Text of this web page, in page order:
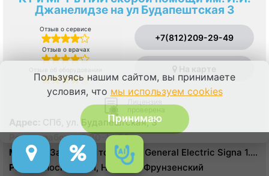
Джанелидзе на ул Будапештская 3
Отзыв о сервисе
Отзыв о врачах
+7(812)209-29-49
Адрес: СПб, ул. Будапештская, 3
Режим работы:8:30-16:00
Модель:
Закрытый томограф General Electric Signa 1.5
Тесла, КТ Toshiba 32 среза, УЗИ
Район: Московский, Невский, Фрунзенский
Пользуясь нашим сайтом, вы принимаете
условия, что мы используем cookies
Принимаю